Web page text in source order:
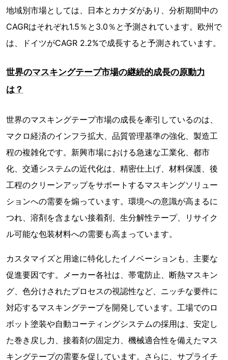
地域別市場としては、日本とカナダがあり、分析期間中の
CAGRはそれぞれ1.5％と3.0％と予測されています。欧州で
は、ドイツがCAGR 2.2%で成長すると予測されています。
世界のマスキングテープ市場の継続的成長の原動力
は？
世界のマスキングテープ市場の成長を牽引しているのは、
マクロ経済のインフラ拡大、品質管理基準の強化、製造工
程の複雑化です。新興市場における急速な工業化、都市
化、交通システムの近代化は、精密仕上げ、材料保護、後
工程のクリーンアップをサポートするマスキングソリュー
ションへの需要を煽っています。環境への意識が高まるに
つれ、溶剤を含まない接着剤、生分解性テープ、リサイク
ル可能な包装材料への需要も高まっています。
カスタマイズと用途に特化したイノベーションも、主要な
促進要因です。メーカー各社は、帯電防止、断熱マスキン
グ、色分けされたプロセスの視認性など、ニッチな要件に
対応するマスキングテープを開発しています。工場でのロ
ボット塗装や自動コーティングシステムの採用は、安定し
た巻き戻し力、接着剤の固定力、機械適合性を備えたマス
キングテープの需要を促しています。さらに、サプライチ